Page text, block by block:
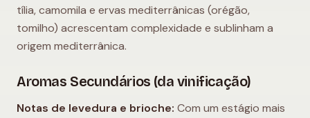
tília, camomila e ervas mediterrânicas (orégão,
tomilho) acrescentam complexidade e sublinham a
origem mediterrânica.
Aromas Secundários (da vinificação)
Notas de levedura e brioche: Com um estágio mais